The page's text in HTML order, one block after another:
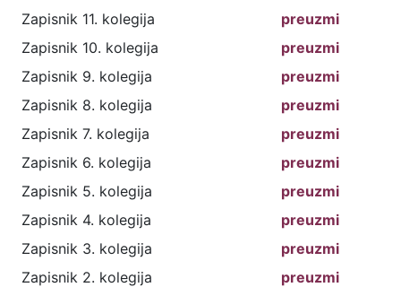
Zapisnik 11. kolegija
preuzmi
Zapisnik 10. kolegija
preuzmi
Zapisnik 9. kolegija
preuzmi
Zapisnik 8. kolegija
preuzmi
Zapisnik 7. kolegija
preuzmi
Zapisnik 6. kolegija
preuzmi
Zapisnik 5. kolegija
preuzmi
Zapisnik 4. kolegija
preuzmi
Zapisnik 3. kolegija
preuzmi
Zapisnik 2. kolegija
preuzmi